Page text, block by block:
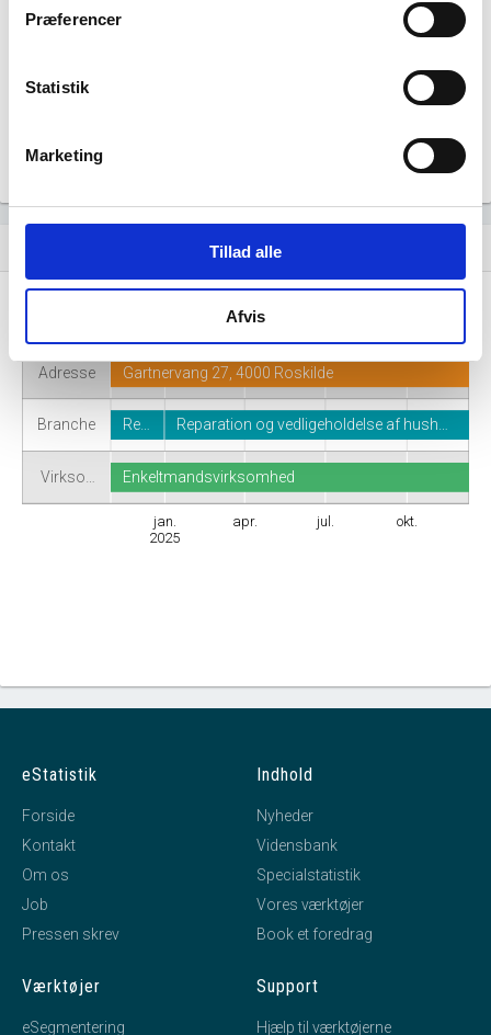
Præferencer
Statistik
Marketing
Tillad alle
Afvis
endnu. Vi kan derfor ikke generere figuren
Virksomhedshistorik
Adresse
Branche
Virkso…
jan.
2025
apr. jul. okt.
Gartnervang 27, 4000 Roskilde
Re… Reparation og vedligeholdelse af hush…
Enkeltmandsvirksomhed
eStatistik
Forside
Kontakt
Om os
Job
Pressen skrev
Indhold
Nyheder
Vidensbank
Specialstatistik
Vores værktøjer
Book et foredrag
Værktøjer
eSegmentering
Support
Hjælp til værktøjerne